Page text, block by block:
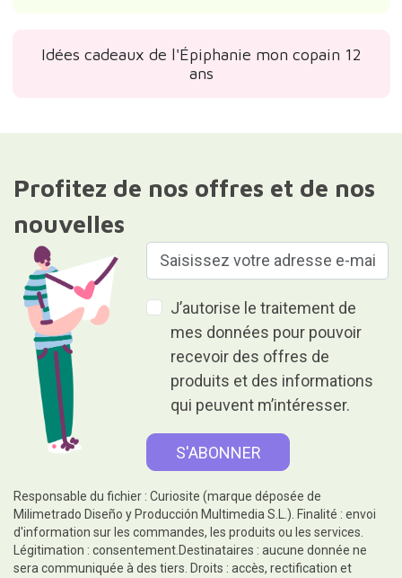
Idées cadeaux de l'Épiphanie mon copain 12
ans
Profitez de nos offres et de nos
nouvelles
J’autorise le traitement de
mes données pour pouvoir
recevoir des offres de
produits et des informations
qui peuvent m’intéresser.
Responsable du fichier : Curiosite (marque déposée de
Milimetrado Diseño y Producción Multimedia S.L.). Finalité : envoi
d'information sur les commandes, les produits ou les services.
Légitimation : consentement.Destinataires : aucune donnée ne
sera communiquée à des tiers. Droits : accès, rectification et